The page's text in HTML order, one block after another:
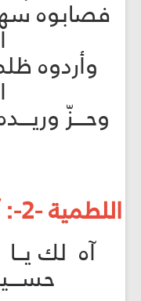
وحـــزّ
اللطمية -2-: آه لك يا غريب
آه لك